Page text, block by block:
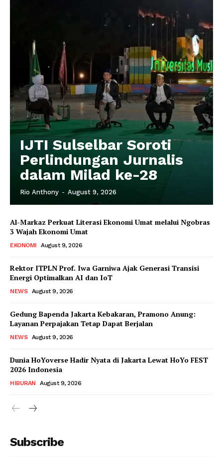
IJTI Sulselbar Soroti
Perlindungan Jurnalis
dalam Milad ke-28
Rio Anthony - August 9, 2026
Al-Markaz Perkuat Literasi Ekonomi Umat melalui Ngobras
3 Wajah Ekonomi Umat
EKONOMI August 9, 2026
Rektor ITPLN Prof. Iwa Garniwa Ajak Generasi Transisi
Energi Optimalkan AI dan IoT
NEWS August 9, 2026
Gedung Bapenda Jakarta Kebakaran, Pramono Anung:
Layanan Perpajakan Tetap Dapat Berjalan
NEWS August 9, 2026
Dunia HoYoverse Hadir Nyata di Jakarta Lewat HoYo FEST
2026 Indonesia
HIBURAN August 9, 2026
Subscribe